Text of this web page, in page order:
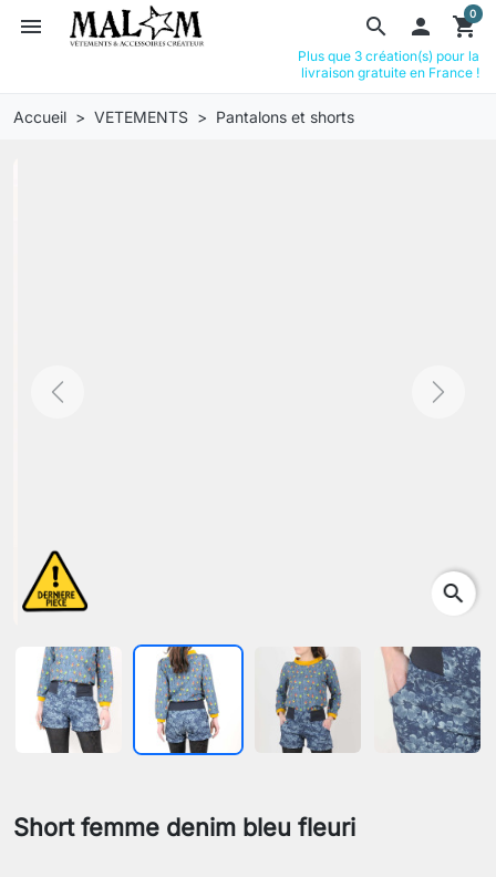
search
menu  shopping_cart
0
Plus que 3 création(s) pour la
livraison gratuite en France !
Accueil VETEMENTS Pantalons et shorts
Previous Next
search
Short femme denim bleu fleuri